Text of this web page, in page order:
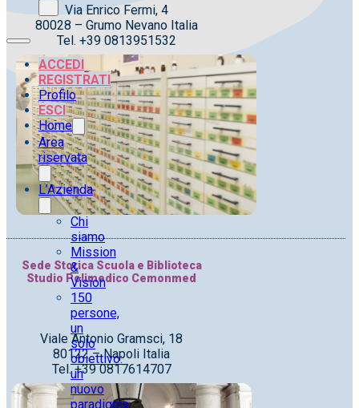
ACCEDI
REGISTRATI
Profilo
ESCI
Home
Area
riservata
L’Azienda
Chi
siamo
Mission
&
Vision
150
persone,
un
solo
obiettivo:
un
nuovo
paradigma
Via Enrico Fermi, 4
80028 – Grumo Nevano Italia
Tel. +39 0813951532
Sede Storica Scuola e Biblioteca
Studio Polimedico Cemonmed
Viale Antonio Gramsci, 18
80122 – Napoli Italia
Tel. +39 0817614707